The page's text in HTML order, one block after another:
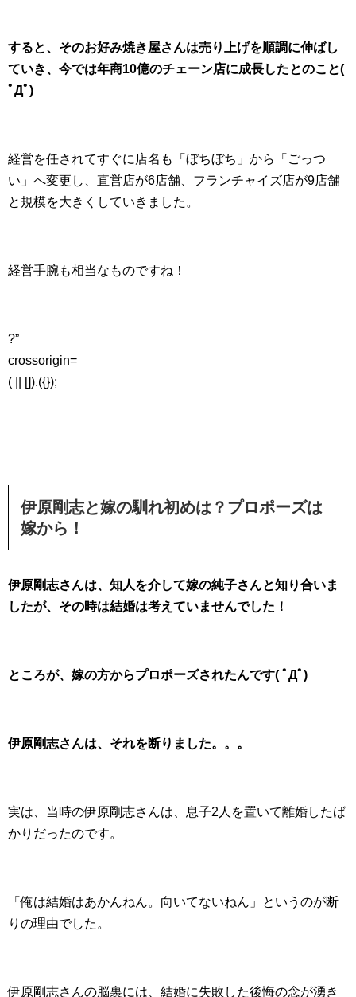
すると、そのお好み焼き屋さんは売り上げを順調に伸ばし
ていき、今では年商10億のチェーン店に成長したとのこと(
ﾟДﾟ)
経営を任されてすぐに店名も「ぼちぼち」から「ごっつ
い」へ変更し、直営店が6店舗、フランチャイズ店が9店舗
と規模を大きくしていきました。
経営手腕も相当なものですね！
?”
crossorigin=
( || []).({});
伊原剛志と嫁の馴れ初めは？プロポーズは
嫁から！
伊原剛志さんは、知人を介して嫁の純子さんと知り合いま
したが、その時は結婚は考えていませんでした！
ところが、嫁の方からプロポーズされたんです( ﾟДﾟ)
伊原剛志さんは、それを断りました。。。
実は、当時の伊原剛志さんは、息子2人を置いて離婚したば
かりだったのです。
「俺は結婚はあかんねん。向いてないねん」というのが断
りの理由でした。
伊原剛志さんの脳裏には、結婚に失敗した後悔の念が湧き